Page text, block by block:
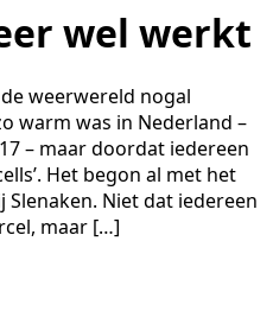
wel werkt
weerwereld nogal
warm was in Nederland –
– maar doordat iedereen
Het begon al met het
Niet dat iedereen
maar […]